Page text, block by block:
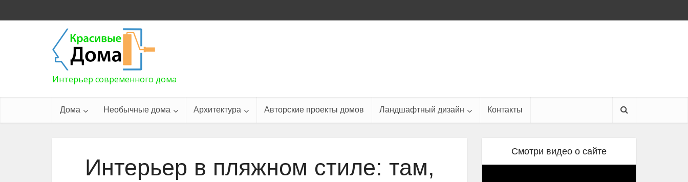
Интерьер современного дома
Дома Необычные дома Архитектура Авторские проекты домов Ландшафтный дизайн Контакты
Интерьер в пляжном стиле: там,
Смотри видео о сайте